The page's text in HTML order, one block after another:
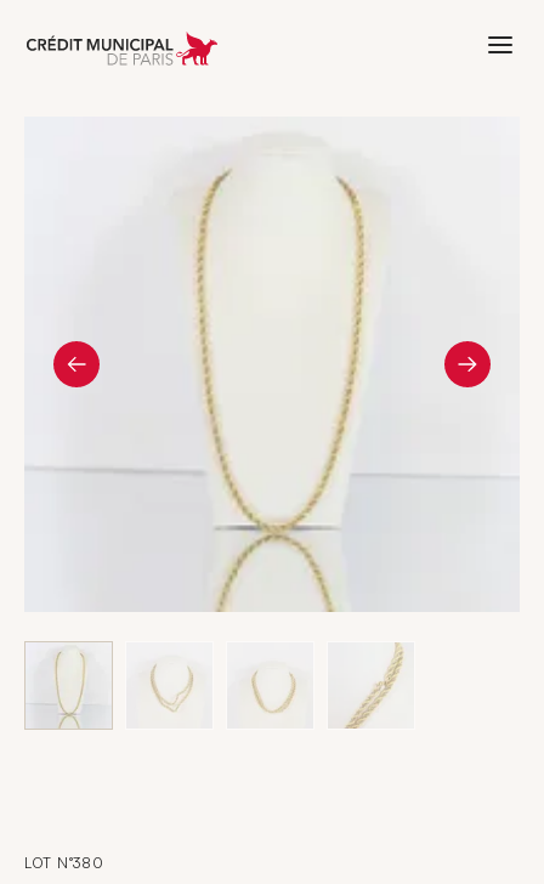
Aller à l'accueil de Crédit Municipal
LOT N°380